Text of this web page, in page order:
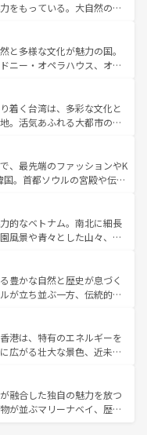
ンドキャニオンやイエロー
楽と美食が融合した独特の
の各地域で異なる魅力を楽
な歴史を感じることができ
メリカ
てほしい。
をもっている。大自然の神
番の観光地といえばオアフ
らマウイ島やカウアイ島が
に輝く海をはじめ、豊かな
々を迎えてくれるハワイの
やハワイアンミュージッ
すべてがハワイの魅力を彩
情報
しい。
と多様な文化が魅力の国。
ニー・オペラハウス、オー
えるウルル（エアーズロッ
林やケアンズの熱帯雨林な
、カフェやワイン、オージ
ており、サーフィンやダイ
トドア好きにはたまらな
力を存分に味わいつくそ
着く台湾は、多彩な文化と
。活気あふれる大都市の台
台湾東部など、都市の喧騒
、訪れる人に新しい発見と
、奥深い台湾の食文化も魅
ど、バラエティ豊かな料理
台湾情報は コンテンツ一覧を参
、最先端のファッションやK
。首都ソウルの宮殿や伝統
々の自然美を楽しむことが
、絶品のストリートフード
っている。夜には、韓国な
多彩な魅力を心ゆくまで味
。 なお、新着の韓国情報はコンテンツ一
的なベトナム。南北に細長
風景や青々とした山々、世
。ハノイの古い町並みやホ
の建物も、独特の雰囲気を
ティの豊かさとおいしさで
トナムコーヒーなどは、ぜ
を訪れてもあたたかい人々
きっと忘れられない旅にな
豊かな自然と歴史が息づく
が立ち並ぶ一方、伝統的な
はチェンマイなどの山岳地
プーケットやクラビの美し
むことができる。タイ料理
どの季節にも異なる楽しみ
イの人々、仏教を中心とし
が、訪れる旅人を魅了し続
港は、特有のエネルギーを
広がる壮大な景色、近未来
ず。観光スポットが密集し
れるのも魅力。息をのむよ
、香港を存分に楽しみ尽く
融合した独自の魅力を放つ
が並ぶマリーナベイ、歴史